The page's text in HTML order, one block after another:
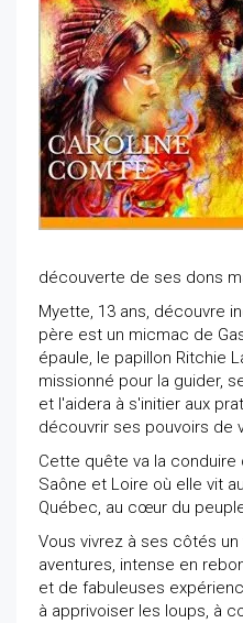
découverte de ses dons
Myette, 13 ans, découvre
père est un micmac de
épaule, le papillon Ritchie
missionné pour la guider,
et l'aidera à s'initier aux
découvrir ses pouvoirs de
Cette quête va la conduire
Saône et Loire où elle vit
Québec, au cœur du
Vous vivrez à ses côtés
aventures, intense en
et de fabuleuses
à apprivoiser les loups, à